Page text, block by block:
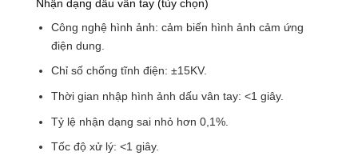
Nhận dạng dấu vân tay (tùy chọn)
Công nghệ hình ảnh: cảm biến hình ảnh cảm ứng
điện dung.
Chỉ số chống tĩnh điện: ±15KV.
Thời gian nhập hình ảnh dấu vân tay: <1 giây.
Tỷ lệ nhận dạng sai nhỏ hơn 0,1%.
Tốc độ xử lý: <1 giây.